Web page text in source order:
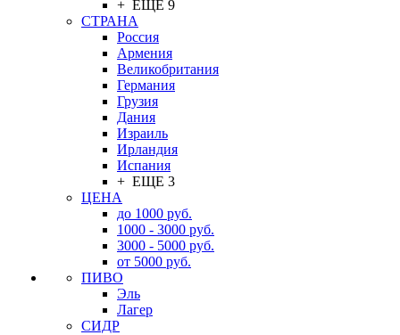
+ ЕЩЕ 9
СТРАНА
Россия
Армения
Великобритания
Германия
Грузия
Дания
Израиль
Ирландия
Испания
+ ЕЩЕ 3
ЦЕНА
до 1000 руб.
1000 - 3000 руб.
3000 - 5000 руб.
от 5000 руб.
ПИВО
Эль
Лагер
СИДР